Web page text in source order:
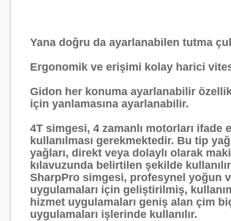
Yana doğru da ayarlanabilen tutma
Ergonomik ve erişimi kolay harici
Gidon her konuma ayarlanabilir
için yanlamasına ayarlanabilir.
4T simgesi, 4 zamanlı motorları ifade
kullanılması gerekmektedir. Bu tip
yağları, direkt veya dolaylı olarak
kılavuzunda belirtilen şekilde
SharpPro simgesi, profesynel yoğun
uygulamaları için geliştirilmiş,
hizmet uygulamaları geniş alan çim
uygulamaları işlerinde kullanılır.